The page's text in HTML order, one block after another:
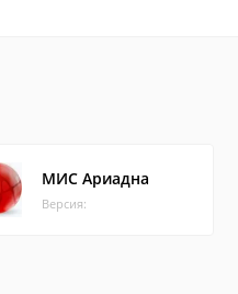
МИС Ариадна
Версия: